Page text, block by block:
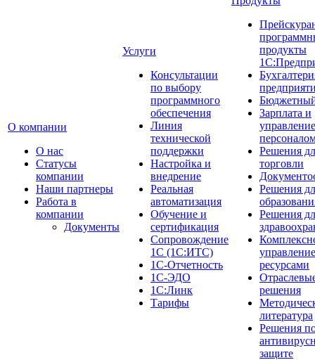
О компании
О нас
Cтатусы
компании
Наши партнеры
Работа в
компании
Документы
Услуги
Консультации
по выбору
программного
обеспечения
Линия
технической
поддержки
Настройка и
внедрение
Реальная
автоматизация
Обучение и
сертификация
Сопровождение
1С (1С:ИТС)
1С-Отчетность
1С-ЭДО
1С:Линк
Тарифы
продукты
Зарплата и
управление
Решения
торговли
Решения
Решения
управление
ресурсами
решения
литература
Решения
защите